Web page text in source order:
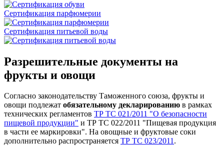
Сертификация парфюмерии
Сертификация питьевой воды
Разрешительные документы на
фрукты и овощи
Согласно законодательству Таможенного союза, фрукты и
овощи подлежат обязательному декларированию в рамках
технических регламентов ТР ТС 021/2011 "О безопасности
пищевой продукции" и ТР ТС 022/2011 "Пищевая продукция
в части ее маркировки". На овощные и фруктовые соки
дополнительно распространяется ТР ТС 023/2011.